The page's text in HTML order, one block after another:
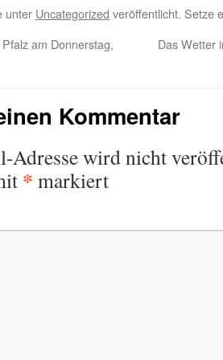
unter Uncategorized veröffentlicht. Setze
am Donnerstag,
Das Wetter
Kommentar
Adresse wird nicht
* markiert